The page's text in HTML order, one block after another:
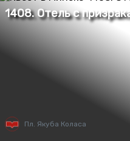
Пл. Якуба Коласа